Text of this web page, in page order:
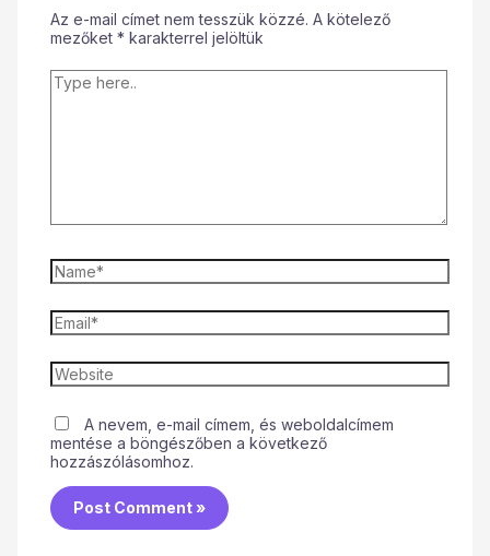
Az e-mail címet nem tesszük közzé. A kötelező
mezőket * karakterrel jelöltük
A nevem, e-mail címem, és weboldalcímem
mentése a böngészőben a következő
hozzászólásomhoz.